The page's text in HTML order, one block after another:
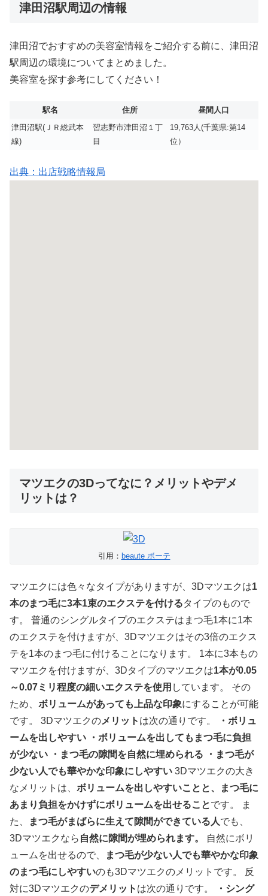
津田沼駅周辺の情報
津田沼でおすすめの美容室情報をご紹介する前に、津田沼
駅周辺の環境についてまとめました。
美容室を探す参考にしてください！
駅名 住所
昼間人口
津田沼駅(ＪＲ総武本
線)
習志野市津田沼１丁
目
19,763人(千葉県:第14
位）
出典：出店戦略情報局
マツエクの3Dってなに？メリットやデメ
リットは？
引用： beaute ボーテ
マツエクには色々なタイプがありますが、3Dマツエクは1
本のまつ毛に3本1束のエクステを付けるタイプのもので
す。 普通のシングルタイプのエクステはまつ毛1本に1本
のエクステを付けますが、3Dマツエクはその3倍のエクス
テを1本のまつ毛に付けることになります。 1本に3本もの
マツエクを付けますが、3Dタイプのマツエクは1本が0.05
～0.07ミリ程度の細いエクステを使用 しています。 その
ため、 ボリュームがあっても上品な印象にすることが可能
です。 3Dマツエクのメリット は次の通りです。
・ボリュ
ームを出しやすい
・ボリュームを出してもまつ毛に負担
が少ない
・まつ毛の隙間を自然に埋められる
・まつ毛が
少ない人でも華やかな印象にしやすい 3Dマツエクの大き
なメリットは、 ボリュームを出しやすいことと、まつ毛に
あまり負担をかけずにボリュームを出せることです。 ま
た、
まつ毛がまばらに生えて隙間ができている人でも、
3Dマツエクなら 自然に隙間が埋められます。
自然にボリ
ュームを出せるので、
まつ毛が少ない人でも華やかな印象
のまつ毛にしやすいのも3Dマツエクのメリットです。 反
対に3Dマツエクのデメリット は次の通りです。 ・シング